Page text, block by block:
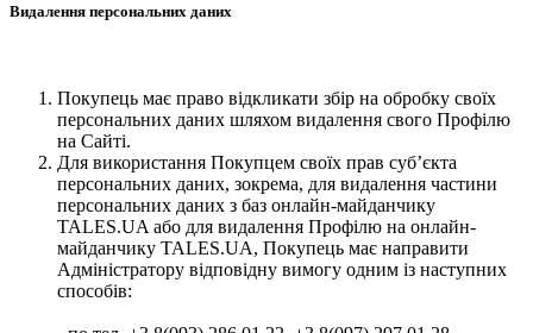
Видалення персональних даних
Покупець має право відкликати збір на обробку своїх
персональних даних шляхом видалення свого Профілю
на Сайті.
Для використання Покупцем своїх прав суб’єкта
персональних даних, зокрема, для видалення частини
персональних даних з баз онлайн-майданчику
TALES.UA або для видалення Профілю на онлайн-
майданчику TALES.UA, Покупець має направити
Адміністратору відповідну вимогу одним із наступних
способів: